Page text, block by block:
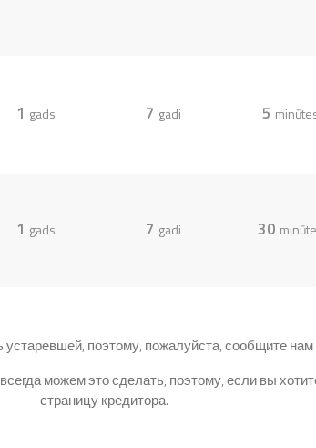
1 gads 7 gadi 5
1 gads 7 gadi 30
поэтому, пожалуйста, сообщите
можем это сделать, поэтому, если вы
страницу кредитора.